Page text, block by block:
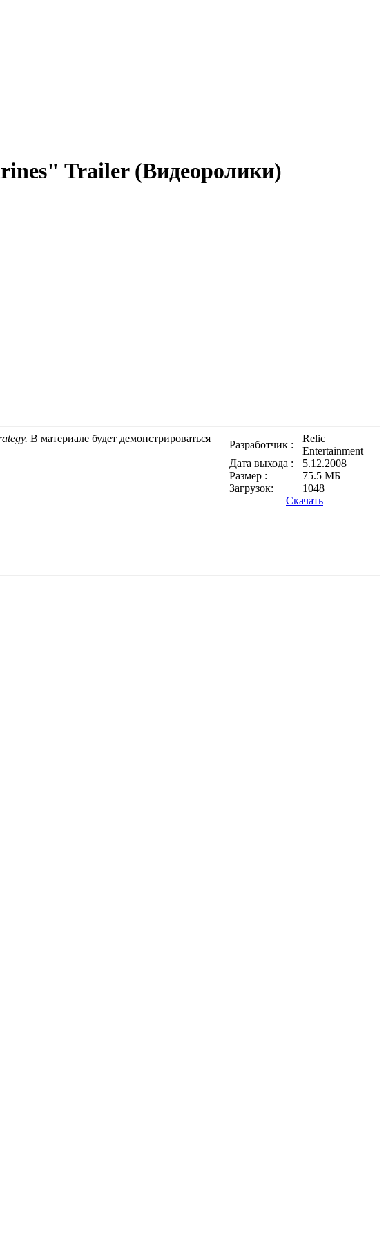
Trailer (Видеоролики)
Разработчик :
Relic
Entertainment
Дата выхода :
5.12.2008
Размер :
75.5 МБ
Загрузок:
1048
Скачать
В материале будет демонстрироваться